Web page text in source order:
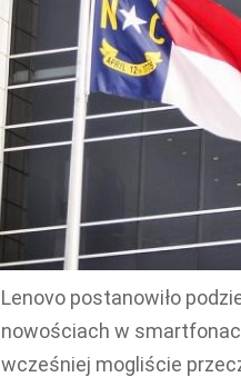
Lenovo postanowiło
nowościach w
wcześniej mogliście